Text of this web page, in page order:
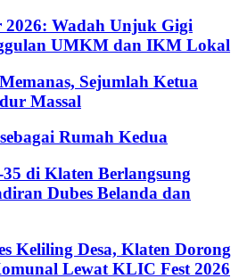
2026: Wadah Unjuk Gigi
UMKM dan IKM Lokal
Sejumlah Ketua
Massal
Rumah Kedua
di Klaten Berlangsung
Dubes Belanda dan
Keliling Desa, Klaten Dorong
Lewat KLIC Fest 2026